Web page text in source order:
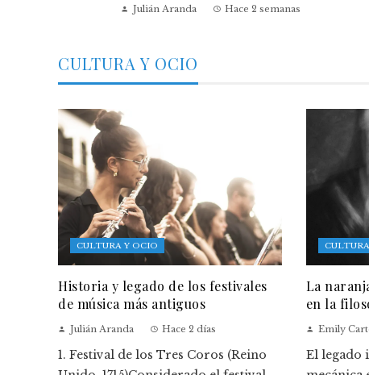
Julián Aranda Hace 2 semanas
CULTURA Y OCIO
CULTURA Y OCIO
Historia y legado de los festivales
de música más antiguos
Julián Aranda Hace 2 días
1. Festival de los Tres Coros (Reino
La
en la
Emily
El legado